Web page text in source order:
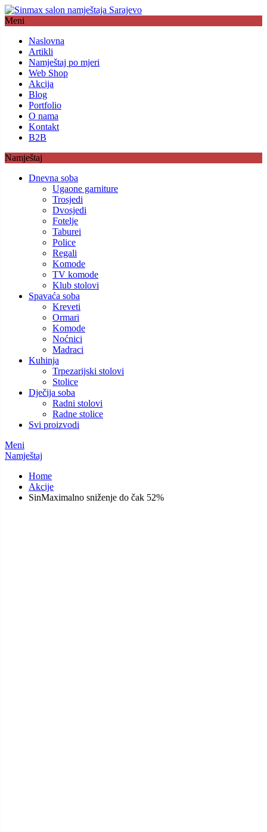
Meni
Naslovna
Artikli
Namještaj po mjeri
Web Shop
Akcija
Blog
Portfolio
O nama
Kontakt
B2B
Namještaj
Dnevna soba
Ugaone garniture
Trosjedi
Dvosjedi
Fotelje
Taburei
Police
Regali
Komode
TV komode
Klub stolovi
Spavaća soba
Kreveti
Ormari
Komode
Noćnici
Madraci
Kuhinja
Trpezarijski stolovi
Stolice
Dječija soba
Radni stolovi
Radne stolice
Svi proizvodi
Meni
Namještaj
Home
Akcije
SinMaximalno sniženje do čak 52%